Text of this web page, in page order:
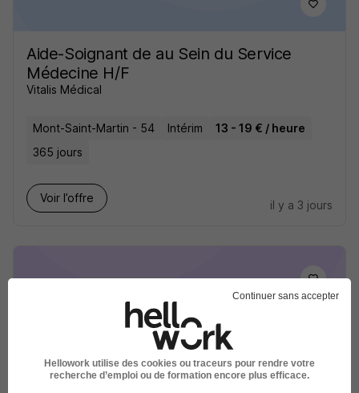
Aide-Soignant de au Sein du Service
Médecine H/F
Vitalis Médical
Mont-Saint-Martin - 54 Intérim
13 - 19 € / heure
365 jours
Voir l’offre
il y a 3 jours
Aide-Soignant de au Service des
Vitalis Médical
Continuer sans accepter
Hellowork utilise des cookies ou traceurs pour rendre votre
recherche d’emploi ou de formation encore plus efficace.